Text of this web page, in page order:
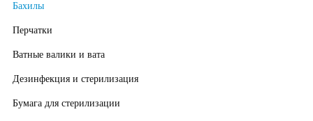
Бахилы
Перчатки
Ватные валики и вата
Дезинфекция и стерилизация
Бумага для стерилизации